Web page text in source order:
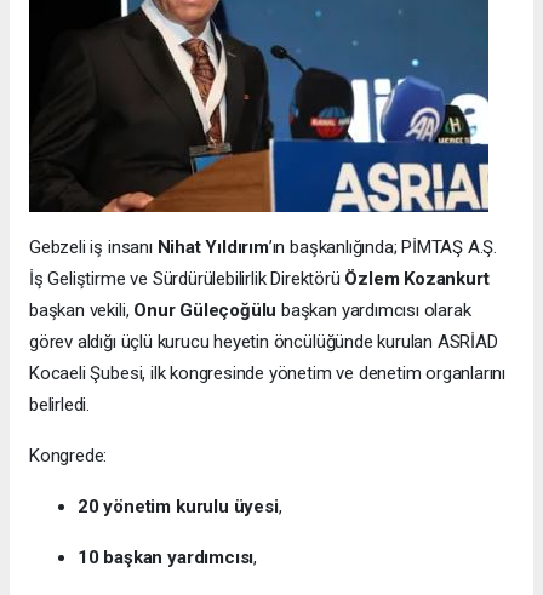
Gebzeli iş insanı Nihat Yıldırım’ın başkanlığında; PİMTAŞ A.Ş.
İş Geliştirme ve Sürdürülebilirlik Direktörü Özlem Kozankurt
başkan vekili, Onur Güleçoğülu başkan yardımcısı olarak
görev aldığı üçlü kurucu heyetin öncülüğünde kurulan ASRİAD
Kocaeli Şubesi, ilk kongresinde yönetim ve denetim organlarını
belirledi.
Kongrede:
20 yönetim kurulu üyesi,
10 başkan yardımcısı,